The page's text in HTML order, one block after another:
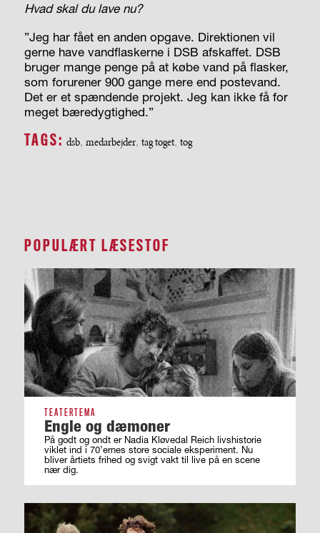
Hvad skal du lave nu?
”Jeg har fået en anden opgave. Direktionen vil
gerne have vandflaskerne i DSB afskaffet. DSB
bruger mange penge på at købe vand på flasker,
som forurener 900 gange mere end postevand.
Det er et spændende projekt. Jeg kan ikke få for
meget bæredygtighed.”
TAGS: dsb, medarbejder, tag toget, tog
POPULÆRT LÆSESTOF
TEATERTEMA
Engle og dæmoner
På godt og ondt er Nadia Kløvedal Reich livshistorie
viklet ind i 70’ernes store sociale eksperiment. Nu
bliver årtiets frihed og svigt vakt til live på en scene
nær dig.